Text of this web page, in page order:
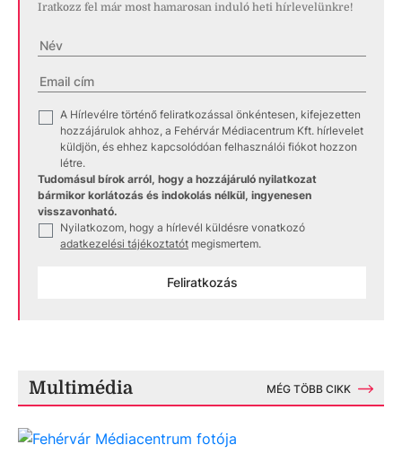
Iratkozz fel már most hamarosan induló heti hírlevelünkre!
A Hírlevélre történő feliratkozással önkéntesen, kifejezetten
hozzájárulok ahhoz, a Fehérvár Médiacentrum Kft. hírlevelet
küldjön, és ehhez kapcsolódóan felhasználói fiókot hozzon
létre.
Tudomásul bírok arról, hogy a hozzájáruló nyilatkozat
bármikor korlátozás és indokolás nélkül, ingyenesen
visszavonható.
Nyilatkozom, hogy a hírlevél küldésre vonatkozó
adatkezelési tájékoztatót megismertem.
Feliratkozás
Multimédia MÉG TÖBB CIKK